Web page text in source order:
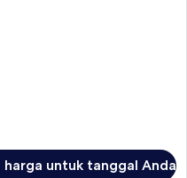
harga untuk tanggal Anda